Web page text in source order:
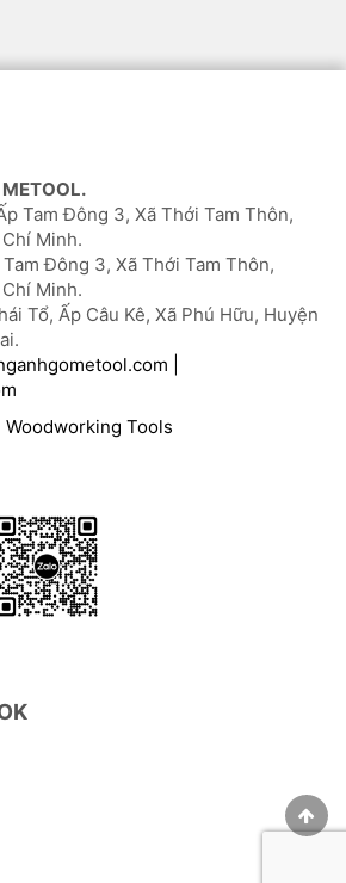
Tam Đông 3, Xã Thới Tam Thôn,
Minh.
Tam Đông 3, Xã Thới Tam Thôn,
Minh.
Tổ, Ấp Câu Kê, Xã Phú Hữu, Huyện
|
Tools